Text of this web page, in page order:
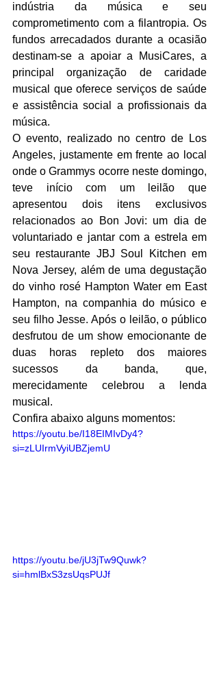
indústria da música e seu
comprometimento com a filantropia. Os
fundos arrecadados durante a ocasião
destinam-se a apoiar a MusiCares, a
principal organização de caridade
musical que oferece serviços de saúde
e assistência social a profissionais da
música.
O evento, realizado no centro de Los
Angeles, justamente em frente ao local
onde o Grammys ocorre neste domingo,
teve início com um leilão que
apresentou dois itens exclusivos
relacionados ao Bon Jovi: um dia de
voluntariado e jantar com a estrela em
seu restaurante JBJ Soul Kitchen em
Nova Jersey, além de uma degustação
do vinho rosé Hampton Water em East
Hampton, na companhia do músico e
seu filho Jesse. Após o leilão, o público
desfrutou de um show emocionante de
duas horas repleto dos maiores
sucessos da banda, que,
merecidamente celebrou a lenda
musical.
Confira abaixo alguns momentos:
https://youtu.be/I18EIMIvDy4?
si=zLUIrmVyiUBZjemU
https://youtu.be/jU3jTw9Quwk?
si=hmlBxS3zsUqsPUJf